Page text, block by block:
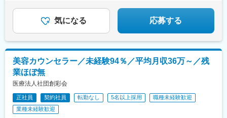
煙対策】屋内原則禁煙
前駅、江坂駅、心斎橋駅、京都駅、烏丸駅、三ノ宮駅、姫路駅、
近鉄奈良駅、和歌山駅、草津駅(滋賀県)、徳山駅、立町駅、福山
駅、県庁前駅(沖縄県)、新宿西口駅、新宿駅(東京メトロ)、学習院
下駅、東池袋駅、日比谷駅、銀座駅、岩本町駅、立川駅、京王八
王子駅、高輪台駅、奥沢駅、神奈川駅、平沼橋駅、京急川崎駅、
石上駅、新越谷駅、宇都宮駅東口駅、新千葉駅、栄町駅(千葉県)、
船橋駅、札幌駅、仙台駅(地下鉄)、曽根田駅、栄駅(愛知県)、名古
屋駅、西高蔵駅、新豊田駅、新豊橋駅、岐阜駅、新静岡駅、浜松
駅、三島田町駅、市役所前駅(長野県)、金沢駅、あすなろう四日市
気になる 応募する
美容カウンセラー／未経験94％／平均月収36万～／残
業ほぼ無
医療法人社団創彩会
正社員 契約社員 転勤なし 5名以上採用
職種未経験歓迎
業種未経験歓迎